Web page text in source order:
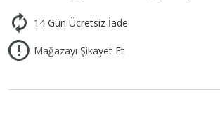
14 Gün Ücretsiz İade
Mağazayı Şikayet Et